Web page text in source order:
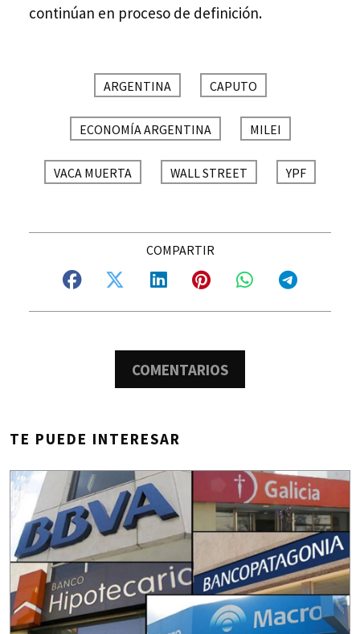
continúan en proceso de definición.
ARGENTINA CAPUTO
ECONOMÍA ARGENTINA MILEI
VACA MUERTA WALL STREET YPF
COMENTARIOS
TE PUEDE INTERESAR